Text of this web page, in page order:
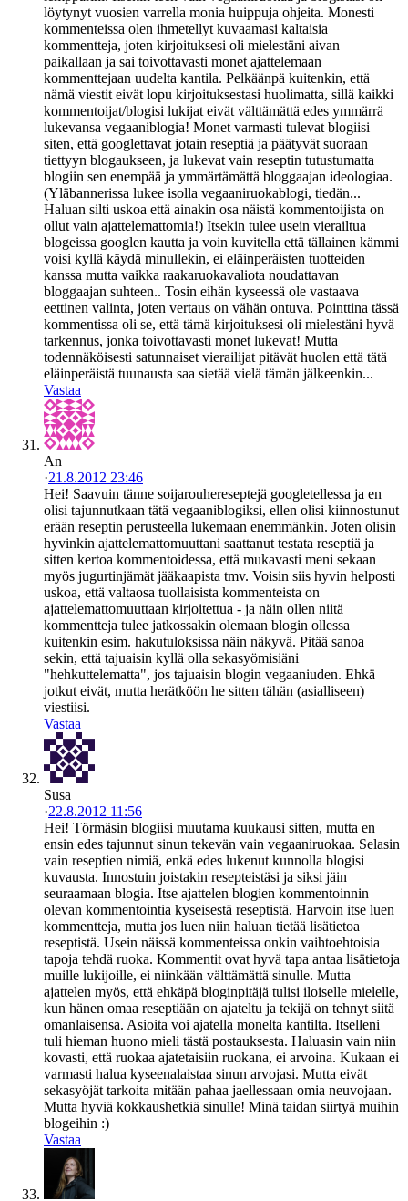
löytynyt vuosien varrella monia huippuja ohjeita. Monesti
kommenteissa olen ihmetellyt kuvaamasi kaltaisia
kommentteja, joten kirjoituksesi oli mielestäni aivan
paikallaan ja sai toivottavasti monet ajattelemaan
kommenttejaan uudelta kantila. Pelkäänpä kuitenkin, että
nämä viestit eivät lopu kirjoituksestasi huolimatta, sillä kaikki
kommentoijat/blogisi lukijat eivät välttämättä edes ymmärrä
lukevansa vegaaniblogia! Monet varmasti tulevat blogiisi
siten, että googlettavat jotain reseptiä ja päätyvät suoraan
tiettyyn blogaukseen, ja lukevat vain reseptin tutustumatta
blogiin sen enempää ja ymmärtämättä bloggaajan ideologiaa.
(Yläbannerissa lukee isolla vegaaniruokablogi, tiedän...
Haluan silti uskoa että ainakin osa näistä kommentoijista on
ollut vain ajattelemattomia!) Itsekin tulee usein vierailtua
blogeissa googlen kautta ja voin kuvitella että tällainen kämmi
voisi kyllä käydä minullekin, ei eläinperäisten tuotteiden
kanssa mutta vaikka raakaruokavaliota noudattavan
bloggaajan suhteen.. Tosin eihän kyseessä ole vastaava
eettinen valinta, joten vertaus on vähän ontuva. Pointtina tässä
kommentissa oli se, että tämä kirjoituksesi oli mielestäni hyvä
tarkennus, jonka toivottavasti monet lukevat! Mutta
todennäköisesti satunnaiset vierailijat pitävät huolen että tätä
eläinperäistä tuunausta saa sietää vielä tämän jälkeenkin...
Vastaa
An
·21.8.2012 23:46
Hei! Saavuin tänne soijarouhereseptejä googletellessa ja en
olisi tajunnutkaan tätä vegaaniblogiksi, ellen olisi kiinnostunut
erään reseptin perusteella lukemaan enemmänkin. Joten olisin
hyvinkin ajattelemattomuuttani saattanut testata reseptiä ja
sitten kertoa kommentoidessa, että mukavasti meni sekaan
myös jugurtinjämät jääkaapista tmv. Voisin siis hyvin helposti
uskoa, että valtaosa tuollaisista kommenteista on
ajattelemattomuuttaan kirjoitettua - ja näin ollen niitä
kommentteja tulee jatkossakin olemaan blogin ollessa
kuitenkin esim. hakutuloksissa näin näkyvä. Pitää sanoa
sekin, että tajuaisin kyllä olla sekasyömisiäni
"hehkuttelematta", jos tajuaisin blogin vegaaniuden. Ehkä
jotkut eivät, mutta herätköön he sitten tähän (asialliseen)
viestiisi.
Vastaa
Susa
·22.8.2012 11:56
Hei! Törmäsin blogiisi muutama kuukausi sitten, mutta en
ensin edes tajunnut sinun tekevän vain vegaaniruokaa. Selasin
vain reseptien nimiä, enkä edes lukenut kunnolla blogisi
kuvausta. Innostuin joistakin resepteistäsi ja siksi jäin
seuraamaan blogia. Itse ajattelen blogien kommentoinnin
olevan kommentointia kyseisestä reseptistä. Harvoin itse luen
kommentteja, mutta jos luen niin haluan tietää lisätietoa
reseptistä. Usein näissä kommenteissa onkin vaihtoehtoisia
tapoja tehdä ruoka. Kommentit ovat hyvä tapa antaa lisätietoja
muille lukijoille, ei niinkään välttämättä sinulle. Mutta
ajattelen myös, että ehkäpä bloginpitäjä tulisi iloiselle mielelle,
kun hänen omaa reseptiään on ajateltu ja tekijä on tehnyt siitä
omanlaisensa. Asioita voi ajatella monelta kantilta. Itselleni
tuli hieman huono mieli tästä postauksesta. Haluasin vain niin
kovasti, että ruokaa ajatetaisiin ruokana, ei arvoina. Kukaan ei
varmasti halua kyseenalaistaa sinun arvojasi. Mutta eivät
sekasyöjät tarkoita mitään pahaa jaellessaan omia neuvojaan.
Mutta hyviä kokkaushetkiä sinulle! Minä taidan siirtyä muihin
blogeihin :)
Vastaa